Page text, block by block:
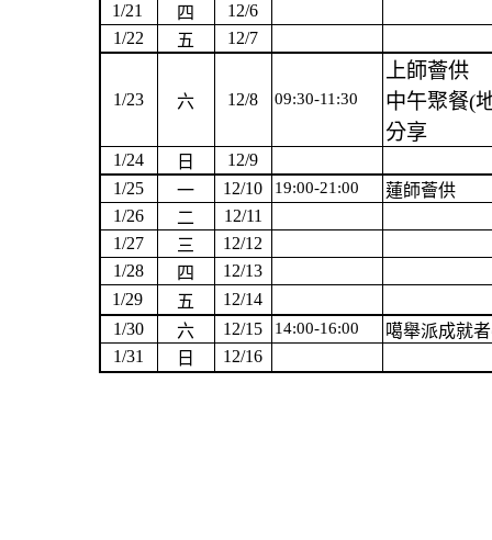
1/21
四
12/6
1/22
五 12/7
1/23 六 12/8 09:30-11:30
上師薈供
中午聚餐(
分享
1/24 日
12/9
1/25
一 12/10 19:00-21:00
蓮師薈供
1/26
二
12/11
1/27
三
12/12
1/28
四
12/13
1/29
五
12/14
1/30
六 12/15 14:00-16:00
噶舉派成就
1/31
日 12/16